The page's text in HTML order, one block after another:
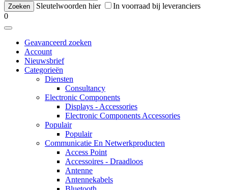
Sleutelwoorden hier
In voorraad bij leveranciers
0
Geavanceerd zoeken
Account
Nieuwsbrief
Categorieën
Diensten
Consultancy
Electronic Components
Displays - Accessories
Electronic Components Accessories
Populair
Populair
Communicatie En Netwerkproducten
Access Point
Accessoires - Draadloos
Antenne
Antennekabels